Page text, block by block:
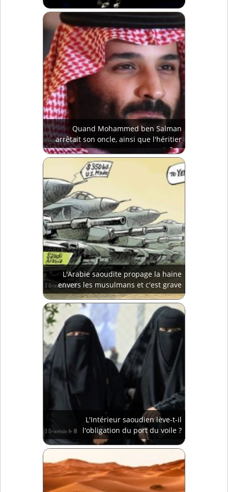
Quand Mohammed ben Salman
arrêtait son oncle, ainsi que l'héritier
au trône
L'Arabie saoudite propage la haine
envers les musulmans et c'est grave
L'Intérieur saoudien lève-t-il
l'obligation du port du voile ?